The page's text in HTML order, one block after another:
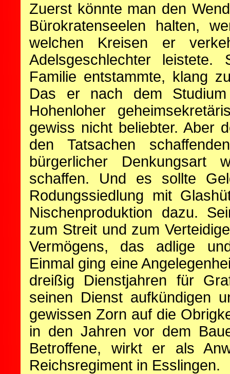
Zuerst könnte man den
Bürokratenseelen halten,
welchen Kreisen er
Adelsgeschlechter
Familie entstammte, klang
Das er nach dem
Hohenloher
gewiss nicht beliebter. Aber
den Tatsachen
bürgerlicher Denkungsart
schaffen. Und es sollte
Rodungssiedlung mit
Nischenproduktion dazu.
zum Streit und zum
Vermögens, das adlige
Einmal ging eine
dreißig Dienstjahren für
seinen Dienst aufkündigen
gewissen Zorn auf die
in den Jahren vor dem
Betroffene, wirkt er als
Reichsregiment in Esslingen.